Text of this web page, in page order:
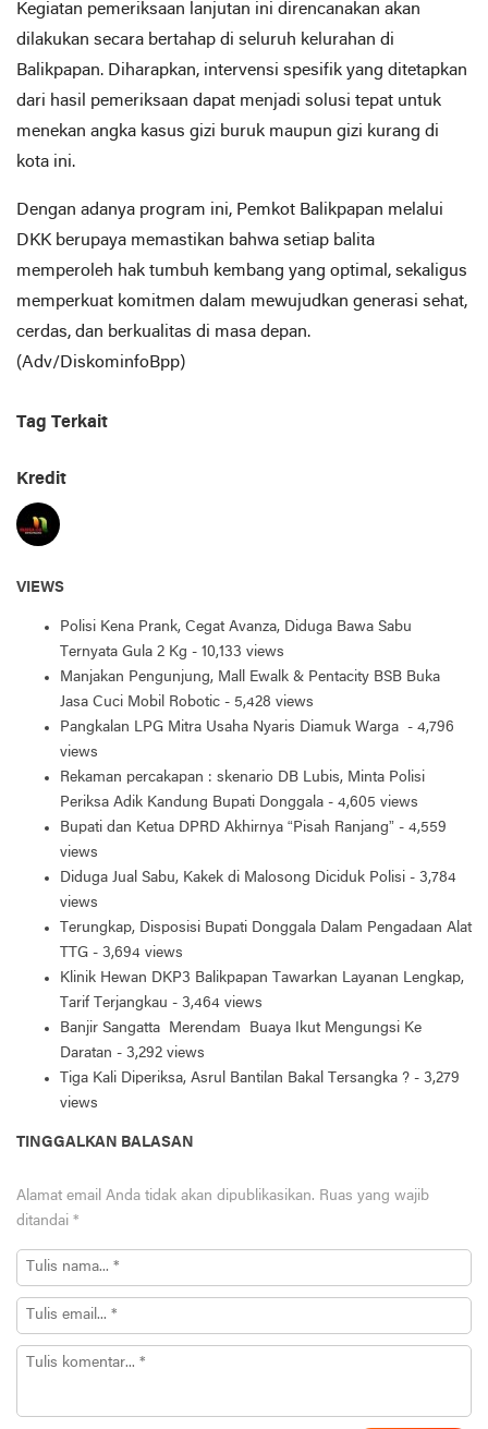
Kegiatan pemeriksaan lanjutan ini direncanakan akan
dilakukan secara bertahap di seluruh kelurahan di
Balikpapan. Diharapkan, intervensi spesifik yang ditetapkan
dari hasil pemeriksaan dapat menjadi solusi tepat untuk
menekan angka kasus gizi buruk maupun gizi kurang di
kota ini.
Dengan adanya program ini, Pemkot Balikpapan melalui
DKK berupaya memastikan bahwa setiap balita
memperoleh hak tumbuh kembang yang optimal, sekaligus
memperkuat komitmen dalam mewujudkan generasi sehat,
cerdas, dan berkualitas di masa depan.
(Adv/DiskominfoBpp)
Tag Terkait
Kredit
VIEWS
Polisi Kena Prank, Cegat Avanza, Diduga Bawa Sabu
Ternyata Gula 2 Kg - 10,133 views
Manjakan Pengunjung, Mall Ewalk & Pentacity BSB Buka
Jasa Cuci Mobil Robotic - 5,428 views
Pangkalan LPG Mitra Usaha Nyaris Diamuk Warga - 4,796
views
Rekaman percakapan : skenario DB Lubis, Minta Polisi
Periksa Adik Kandung Bupati Donggala - 4,605 views
Bupati dan Ketua DPRD Akhirnya “Pisah Ranjang” - 4,559
views
Diduga Jual Sabu, Kakek di Malosong Diciduk Polisi - 3,784
views
Terungkap, Disposisi Bupati Donggala Dalam Pengadaan Alat
TTG - 3,694 views
Klinik Hewan DKP3 Balikpapan Tawarkan Layanan Lengkap,
Tarif Terjangkau - 3,464 views
Banjir Sangatta Merendam Buaya Ikut Mengungsi Ke
Daratan - 3,292 views
Tiga Kali Diperiksa, Asrul Bantilan Bakal Tersangka ? - 3,279
views
TINGGALKAN BALASAN
Alamat email Anda tidak akan dipublikasikan. Ruas yang wajib
ditandai *